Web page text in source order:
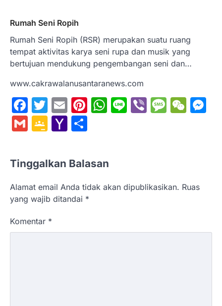
Rumah Seni Ropih
Rumah Seni Ropih (RSR) merupakan suatu ruang
tempat aktivitas karya seni rupa dan musik yang
bertujuan mendukung pengembangan seni dan…
www.cakrawalanusantaranews.com
Facebook
Twitter
EmailPinterest
WhatsApp
LineViber
GmailGoogle
Yahoo
Tinggalkan Balasan
Alamat email Anda tidak akan dipublikasikan. Ruas
yang wajib ditandai *
Komentar *